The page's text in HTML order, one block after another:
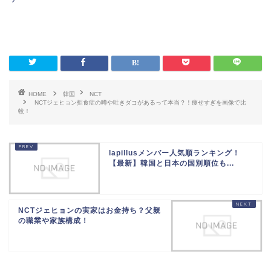
HOME 韓国
NCT
NCTジェヒョン拒食症の噂や吐きダコがあるって本当？！痩せすぎを画像で比
較！
lapillusメンバー人気順ランキング！
【最新】韓国と日本の国別順位も...
NCTジェヒョンの実家はお金持ち？父親
の職業や家族構成！